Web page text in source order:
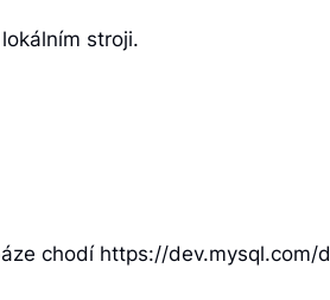
stroji.
chodí https://